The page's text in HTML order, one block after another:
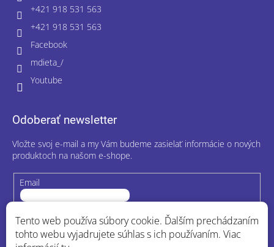
Tento web používa súbory cookie. Ďalším prechádzaním
tohto webu vyjadrujete súhlas s ich používaním. Viac
+421 918 531 563
+421 918 531 563
Facebook
mdieta_/
Youtube
Odoberať newsletter
Vložte svoj e-mail a my Vám budeme zasielať informácie o nových
produktoch na našom e-shope.
Email
Vložením e-mailu súhlasíte s
podmienkami ochrany osobných
údajov